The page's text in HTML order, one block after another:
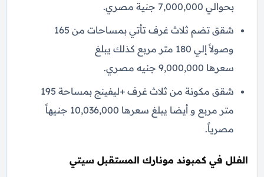
بحوالي 7,000,000 جنية مصري.
شقق تضم ثلاث غرف تأتي بمساحات من 165
وصولاً إلي 180 متر مربع كذلك يبلغ
سعرها 9,000,000 جنيه مصري.
شقق مكونة من ثلاث غرف +ليفينج بمساحة 195
متر مربع و أيضا يبلغ سعرها 10,036,000 جنيهاً
مصرياً.
الفلل في كمبوند مونارك المستقبل سيتي